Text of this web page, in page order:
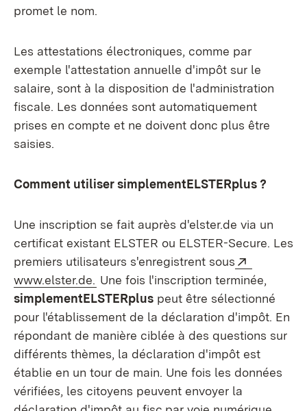
promet le nom.
Les attestations électroniques, comme par
exemple l'attestation annuelle d'impôt sur le
salaire, sont à la disposition de l'administration
fiscale. Les données sont automatiquement
prises en compte et ne doivent donc plus être
saisies.
Comment utiliser simplementELSTERplus ?
Une inscription se fait auprès d'elster.de via un
certificat existant ELSTER ou ELSTER-Secure. Les
premiers utilisateurs s'enregistrent sous
www.elster.de. (S’ouvre dans un nouvel onglet)
Une fois l'inscription terminée,
simplementELSTERplus peut être sélectionné
pour l'établissement de la déclaration d'impôt. En
répondant de manière ciblée à des questions sur
différents thèmes, la déclaration d'impôt est
établie en un tour de main. Une fois les données
vérifiées, les citoyens peuvent envoyer la